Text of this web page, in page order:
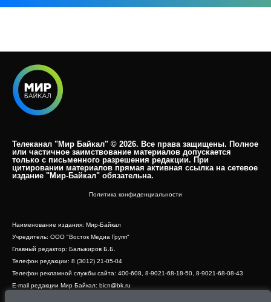
Телеканал "Мир Байкал" © 2026. Все права защищены. Полное
или частичное заимствование материалов допускается
только с письменного разрешения редакции. При
цитировании материалов прямая активная ссылка на сетевое
издание "Мир-Байкал" обязательна.​
Политика конфиденциальности
Наименование издания: Мир-Байкал
Учредитель: ООО "Восток Медиа Групп"
Главный редактор: Бальжиров Б.Б.
Телефон редакции: 8 (3012) 21-05-04
Телефон рекламной службы сайта: 400-608, 8-9021-68-18-50, 8-9021-68-08-43
E-mail редакции Мир Байкал: bicn@bk.ru